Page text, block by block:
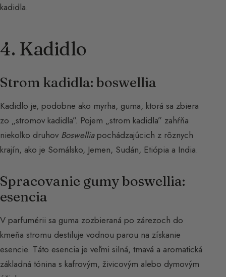
kadidla.
4. Kadidlo
Strom kadidla: boswellia
Kadidlo je, podobne ako myrha, guma, ktorá sa zbiera
zo „stromov kadidla”. Pojem „strom kadidla” zahŕňa
niekoľko druhov Boswelliapochádzajúcich z rôznych
krajín, ako je Somálsko, Jemen, Sudán, Etiópia a India.
Spracovanie gumy boswellia:
esencia
V parfumérii sa guma zozbieraná po zárezoch do
kmeňa stromu destiluje vodnou parou na získanie
esencie. Táto esencia je veľmi silná, tmavá a aromatická
základná tónina s kafrovým, živicovým alebo dymovým